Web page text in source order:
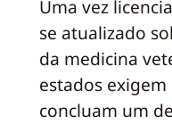
Uma vez
se atualizado
da medicina
estados
concluam um